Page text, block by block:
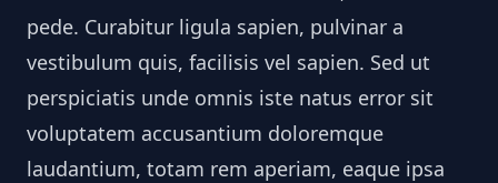
pede. Curabitur ligula sapien, pulvinar a
vestibulum quis, facilisis vel sapien. Sed ut
perspiciatis unde omnis iste natus error sit
voluptatem accusantium doloremque
laudantium, totam rem aperiam, eaque ipsa